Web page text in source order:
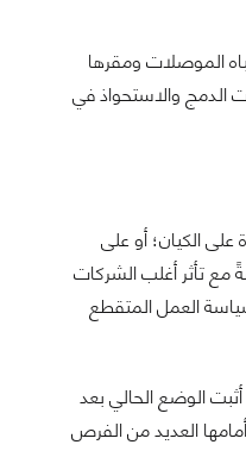
شركة تاور لصناعة أشباه الموصلات ومقرها
الدمج والاستحواذ في
على الكيان؛ أو على
مع تأثر أغلب الشركات
العمل المتقطع
من الكوادر العلمية والهندسية منذ اندلاع أحداث 7 أكتوبر؛ فقد أثبت الوضع الحالي بعد
أمامها العديد من الفرص